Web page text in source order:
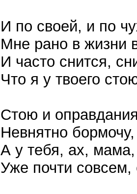
И по своей, и по
Мне рано в жизни
И часто снится,
Что я у твоего
Стою и
Невнятно
А у тебя, ах, мама,
Уже почти